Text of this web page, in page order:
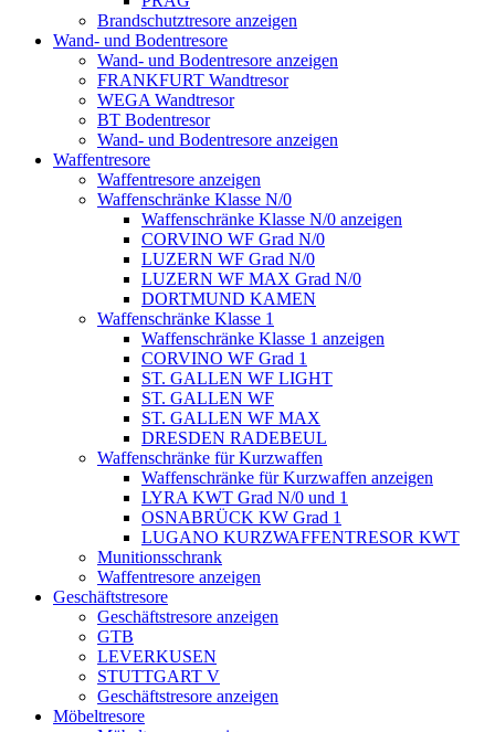
Brandschutztresore anzeigen
Wand- und Bodentresore
Wand- und Bodentresore anzeigen
FRANKFURT Wandtresor
WEGA Wandtresor
BT Bodentresor
Wand- und Bodentresore anzeigen
Waffentresore
Waffentresore anzeigen
Waffenschränke Klasse N/0
Waffenschränke Klasse N/0 anzeigen
CORVINO WF Grad N/0
LUZERN WF Grad N/0
LUZERN WF MAX Grad N/0
DORTMUND KAMEN
Waffenschränke Klasse 1
Waffenschränke Klasse 1 anzeigen
CORVINO WF Grad 1
ST. GALLEN WF LIGHT
ST. GALLEN WF
ST. GALLEN WF MAX
DRESDEN RADEBEUL
Waffenschränke für Kurzwaffen
Waffenschränke für Kurzwaffen anzeigen
LYRA KWT Grad N/0 und 1
OSNABRÜCK KW Grad 1
LUGANO KURZWAFFENTRESOR KWT
Munitionsschrank
Waffentresore anzeigen
Geschäftstresore
Geschäftstresore anzeigen
GTB
LEVERKUSEN
STUTTGART V
Geschäftstresore anzeigen
Möbeltresore